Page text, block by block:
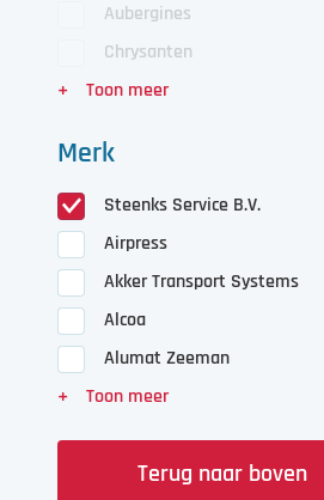
Aubergines
Chrysanten
Merk
Steenks Service B.V.
Airpress
Akker Transport Systems
Alcoa
Alumat Zeeman
Terug naar boven